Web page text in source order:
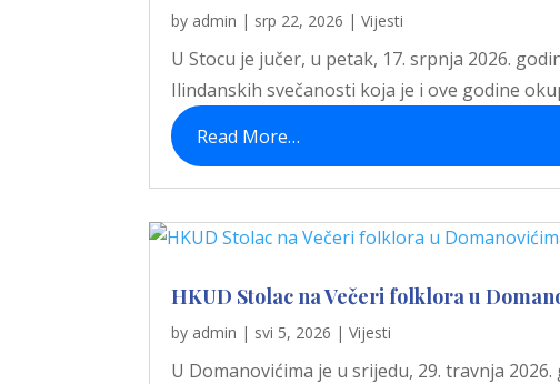
by admin | srp 22, 2026 |Vijesti
U Stocu je jučer, u petak, 17. srpnja 2026.
Ilindanskih svečanosti koja je i ove godine
Read More…
HKUD Stolac na Večeri folklora u
by admin | svi 5, 2026 |Vijesti
U Domanovićima je u srijedu, 29. travnja